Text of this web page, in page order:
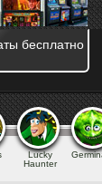
main/
бесплатно
Lucky
Haunter